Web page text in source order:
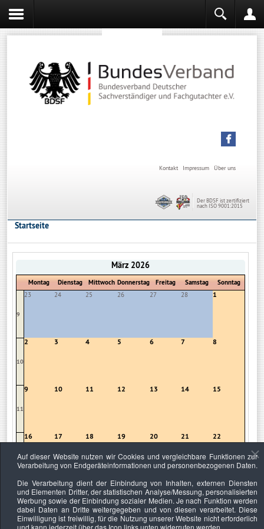
Über uns
Impressum
Kontakt
Der BDSF ist zertifiziert
nach ISO 9001:2015
Startseite
März 2026
Montag Dienstag Mittwoch Donnerstag Freitag Samstag Sonntag
9
23 24 25 26 27 28 1
10
2 3 4 5 6 7 8
11
9 10 11 12 13 14 15
12
16 17 18 19 20 21 22
13
23 24 25 26 27 28 29
Auf dieser Website nutzen wir Cookies und vergleichbare Funktionen zur
Verarbeitung von Endgeräteinformationen und personenbezogenen Daten.
Die Verarbeitung dient der Einbindung von Inhalten, externen Diensten
und Elementen Dritter, der statistischen Analyse/Messung, personalisierten
Werbung sowie der Einbindung sozialer Medien. Je nach Funktion werden
dabei Daten an Dritte weitergegeben und von diesen verarbeitet. Diese
Einwilligung ist freiwillig, für die Nutzung unserer Website nicht erforderlich
und kann jederzeit über das Icon links unten widerrufen werden.